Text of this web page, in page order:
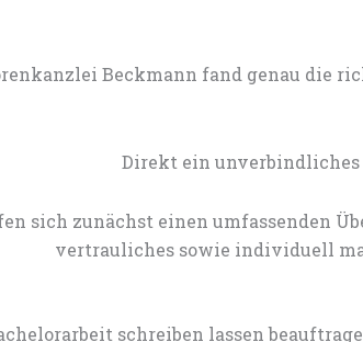
Beckmann fand genau die
Direkt ein unverbindliches
sich zunächst einen umfassenden
vertrauliches sowie individuell
schreiben lassen